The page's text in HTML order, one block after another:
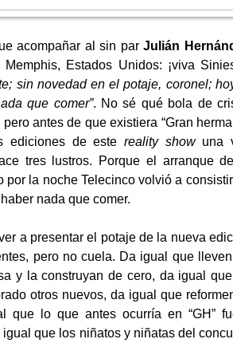
acompañar al sin parJulián
Estados Unidos: ¡viva
sin novedad en el potaje, coronel;
que comer”. No sé qué bola de
antes de que existiera “Gran
ediciones de este reality showuna
tres lustros. Porque el arranque
por la noche Telecinco volvió a
nada que comer.
a presentar el potaje de la nueva
pero no cuela. Da igual que
y la construyan de cero, da igual
otros nuevos, da igual que
lo que antes ocurría en “GH”
que los niñatos y niñatas del